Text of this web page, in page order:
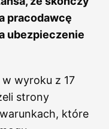
pracodawcę
ubezpieczenie
wyroku z 17
strony
które